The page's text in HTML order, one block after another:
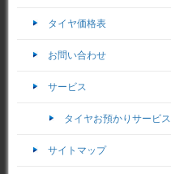
タイヤ価格表
お問い合わせ
サービス
タイヤお預かりサービス
サイトマップ